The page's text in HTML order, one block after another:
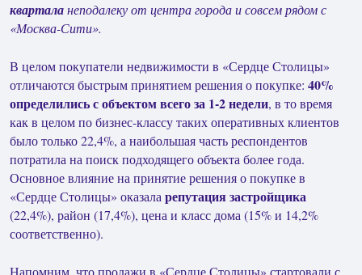
кварталанеподалеку от центра города и совсем рядом с
«Москва-Сити».
В целом покупатели недвижимости в «Сердце Столицы»
отличаются быстрым принятием решения о покупке: 40%
определились с объектом всего за 1-2 недели, в то время
как в целом по бизнес-классу таких оперативных клиентов
было только 22,4%, а наибольшая часть респондентов
потратила на поиск подходящего объекта более года.
Основное влияние на принятие решения о покупке в
«Сердце Столицы» оказала репутация застройщика
(22,4%), район (17,4%), цена и класс дома (15% и 14,2%
соответственно).
Напомним, что продажи в «Сердце Столицы» стартовали с